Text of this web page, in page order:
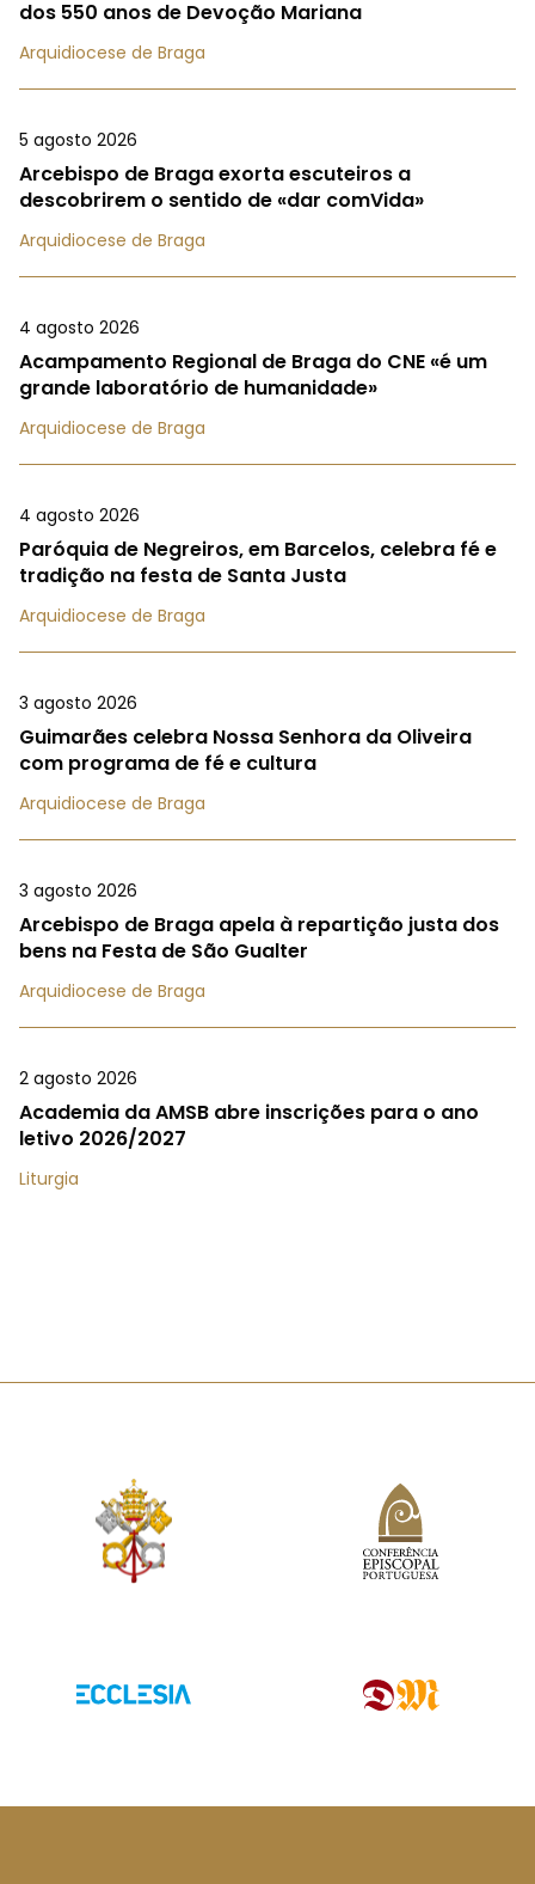
dos 550 anos de Devoção Mariana
Arquidiocese de Braga
5 agosto 2026
Arcebispo de Braga exorta escuteiros a
descobrirem o sentido de «dar comVida»
Arquidiocese de Braga
4 agosto 2026
Acampamento Regional de Braga do CNE «é um
grande laboratório de humanidade»
Arquidiocese de Braga
4 agosto 2026
Paróquia de Negreiros, em Barcelos, celebra fé e
tradição na festa de Santa Justa
Arquidiocese de Braga
3 agosto 2026
Guimarães celebra Nossa Senhora da Oliveira
com programa de fé e cultura
Arquidiocese de Braga
3 agosto 2026
Arcebispo de Braga apela à repartição justa dos
bens na Festa de São Gualter
Arquidiocese de Braga
2 agosto 2026
Academia da AMSB abre inscrições para o ano
letivo 2026/2027
Liturgia